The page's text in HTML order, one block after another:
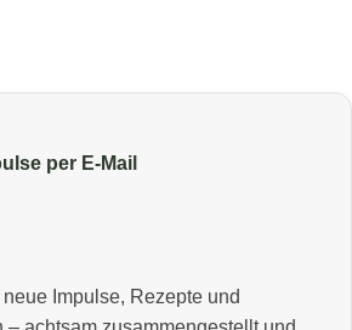
per E‑Mail
Impulse, Rezepte und